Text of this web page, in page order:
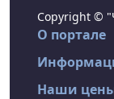
Copyright ©
О портале
Наши